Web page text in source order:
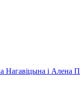
Нагавіцына і Алена